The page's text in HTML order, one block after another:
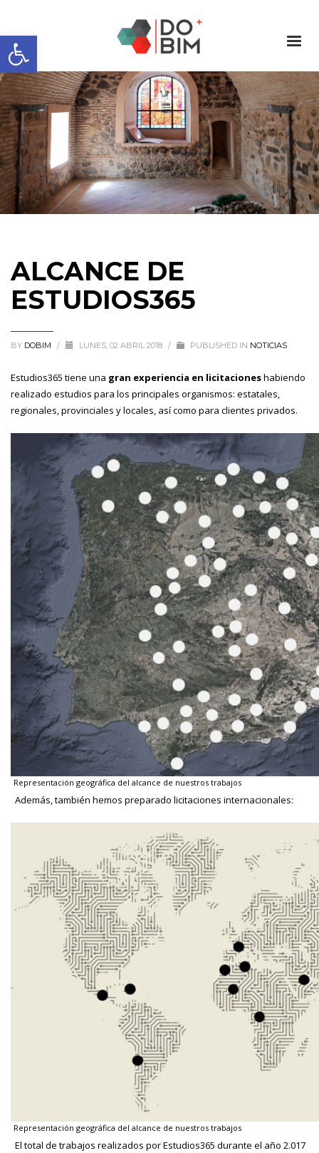
Abrir barra de herramientas
ALCANCE DE
ESTUDIOS365
BY DOBIM / LUNES, 02 ABRIL 2018 / PUBLISHED IN NOTICIAS
Estudios365 tiene una gran experiencia en licitacioneshabiendo
realizado estudios para los principales organismos: estatales,
regionales, provinciales y locales, así como para clientes privados.
Representación geográfica del alcance de nuestros trabajos
Además, también hemos preparado licitaciones internacionales:
Representación geográfica del alcance de nuestros trabajos
El total de trabajos realizados por Estudios365 durante el año 2.017